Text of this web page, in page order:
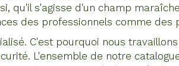
qu'il s'agisse d'un champ
des professionnels comme des
C'est pourquoi nous
L'ensemble de notre